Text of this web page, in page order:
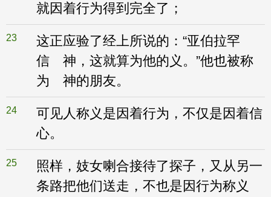
就因着行为得到完全了；
23
这正应验了经上所说的：“亚伯拉罕
信 神，这就算为他的义。”他也被称
为 神的朋友。
24
可见人称义是因着行为，不仅是因着信
心。
25
照样，妓女喇合接待了探子，又从另一
条路把他们送走，不也是因行为称义